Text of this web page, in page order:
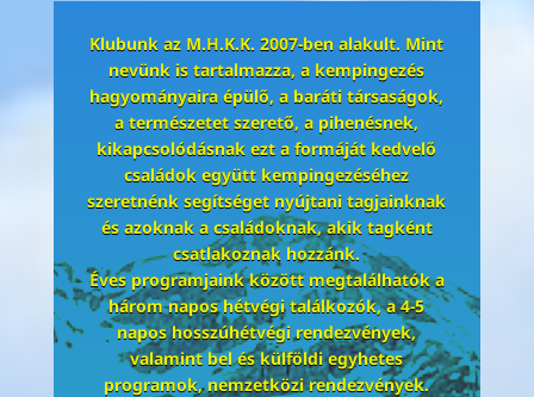
Klubunk az M.H.K.K. 2007-ben alakult. Mint
nevünk is tartalmazza, a kempingezés
hagyományaira épülő, a baráti társaságok,
a természetet szerető, a pihenésnek,
kikapcsolódásnak ezt a formáját kedvelő
családok együtt kempingezéséhez
szeretnénk segítséget nyújtani tagjainknak
és azoknak a családoknak, akik tagként
csatlakoznak hozzánk.
Éves programjaink között megtalálhatók a
három napos hétvégi találkozók, a 4-5
napos hosszúhétvégi rendezvények,
valamint bel és külföldi egyhetes
programok, nemzetközi rendezvények.